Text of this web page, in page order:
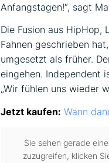
Anfangstagen!“, sagt
Die Fusion aus HipHop,
Fahnen geschrieben
umgesetzt als früher.
eingehen. Independent
„Wir fühlen uns wieder
Jetzt kaufen: Wann
Sie sehen gerade
zuzugreifen, klicken